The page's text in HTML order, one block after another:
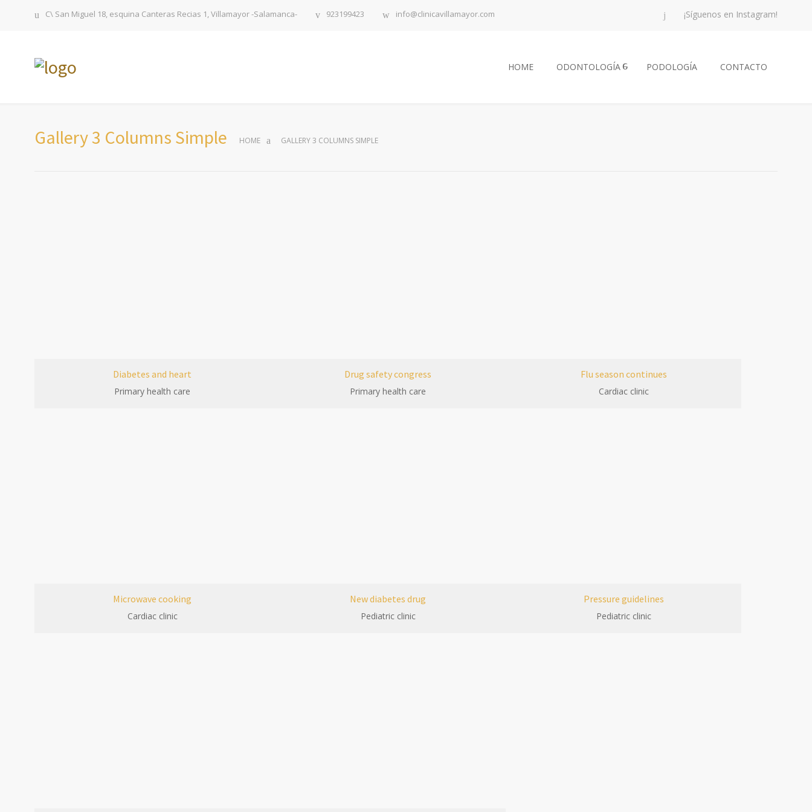
C\ San Miguel 18, esquina Canteras Recias 1, Villamayor -Salamanca- 923199423 info@clinicavillamayor.com ¡Síguenos en Instagram!
HOME ODONTOLOGÍA PODOLOGÍA CONTACTO
Gallery 3 Columns Simple HOME GALLERY 3 COLUMNS SIMPLE
Diabetes and heart
Primary health care
Drug safety congress
Primary health care
Flu season continues
Cardiac clinic
Microwave cooking
Cardiac clinic
New diabetes drug
Pediatric clinic
Pressure guidelines
Pediatric clinic